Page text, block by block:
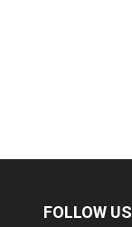
FOLLOW US